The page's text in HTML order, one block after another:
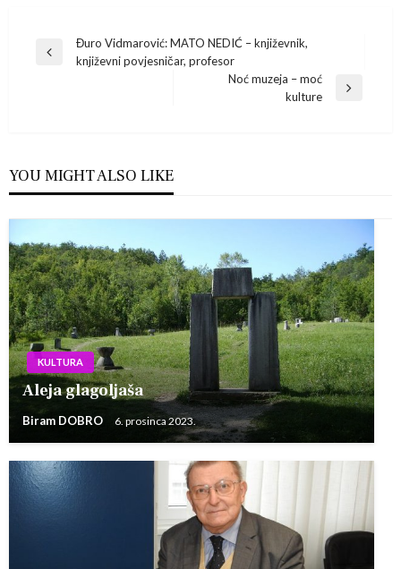
Navigacija
Previous
Đuro Vidmarović: MATO NEDIĆ – književnik,
književni povjesničar, profesor
Noć muzeja – moć
kulture
YOU MIGHT ALSO LIKE
KULTURA
Aleja glagoljaša
Biram DOBRO 6. prosinca 2023.